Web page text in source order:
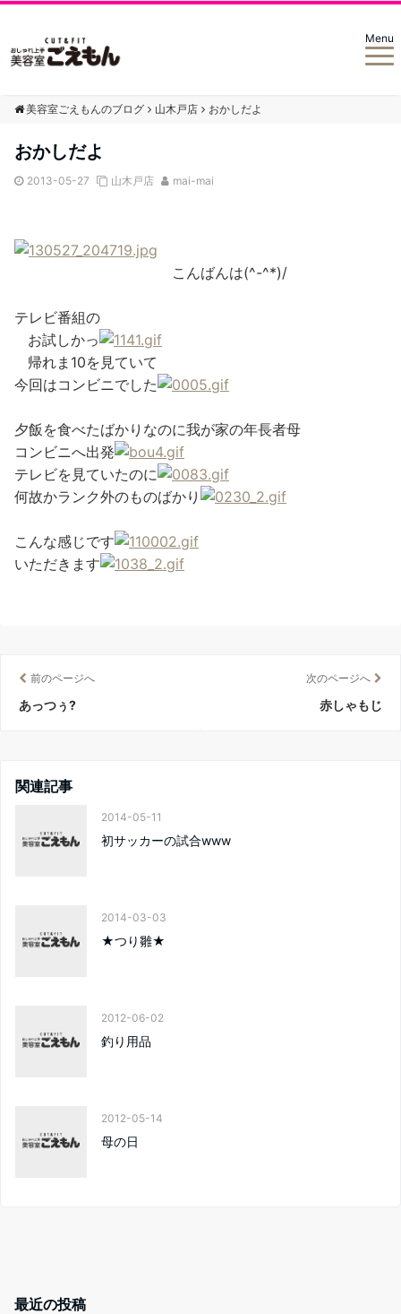
Menu
美容室ごえもんのブログ 山木戸店 おかしだよ
おかしだよ
2013-05-27 山木戸店 mai-mai
こんばんは(^-^*)/
テレビ番組の
お試しかっ
帰れま10を見ていて
今回はコンビニでした
夕飯を食べたばかりなのに我が家の年長者母
コンビニへ出発
テレビを見ていたのに
何故かランク外のものばかり
こんな感じです
いただきます
前のページへ
あっつぅ?
次のページへ
赤しゃもじ
関連記事
2014-05-11
初サッカーの試合www
2014-03-03
★つり雛★
2012-06-02
釣り用品
2012-05-14
母の日
最近の投稿